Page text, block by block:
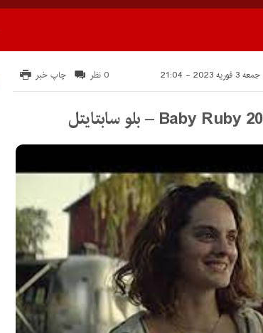
2023 - 21:04 چاپ خبر 0 نظر